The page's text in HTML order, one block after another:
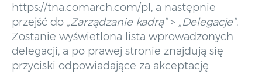
https://tna.comarch.com/pl, a następnie
przejść do „Zarządzanie kadrą”> „Delegacje”.
Zostanie wyświetlona lista wprowadzonych
delegacji, a po prawej stronie znajdują się
przyciski odpowiadające za akceptację